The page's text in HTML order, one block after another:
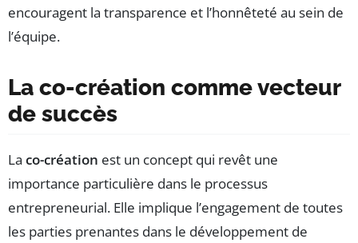
encouragent la transparence et l’honnêteté au sein de
l’équipe.
La co-création comme vecteur
de succès
La co-création est un concept qui revêt une
importance particulière dans le processus
entrepreneurial. Elle implique l’engagement de toutes
les parties prenantes dans le développement de